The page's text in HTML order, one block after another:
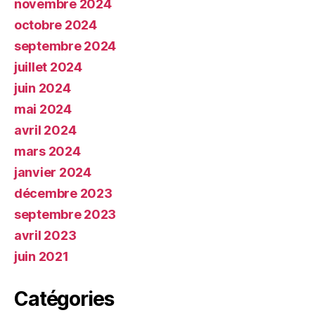
novembre 2024
octobre 2024
septembre 2024
juillet 2024
juin 2024
mai 2024
avril 2024
mars 2024
janvier 2024
décembre 2023
septembre 2023
avril 2023
juin 2021
Catégories